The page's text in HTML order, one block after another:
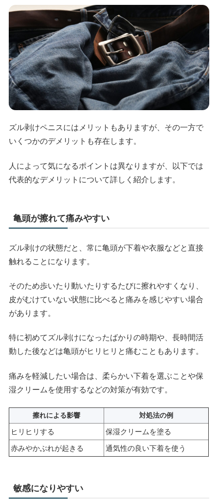
ズル剥けペニスにはメリットもありますが、その一方で
いくつかのデメリットも存在します。
人によって気になるポイントは異なりますが、以下では
代表的なデメリットについて詳しく紹介します。
亀頭が擦れて痛みやすい
ズル剥けの状態だと、常に亀頭が下着や衣服などと直接
触れることになります。
そのため歩いたり動いたりするたびに擦れやすくなり、
皮がむけていない状態に比べると痛みを感じやすい場合
があります。
特に初めてズル剥けになったばかりの時期や、長時間活
動した後などは亀頭がヒリヒリと痛むこともあります。
痛みを軽減したい場合は、柔らかい下着を選ぶことや保
湿クリームを使用するなどの対策が有効です。
擦れによる影響 対処法の例
ヒリヒリする
保湿クリームを塗る
赤みやかぶれが起きる
通気性の良い下着を使う
敏感になりやすい